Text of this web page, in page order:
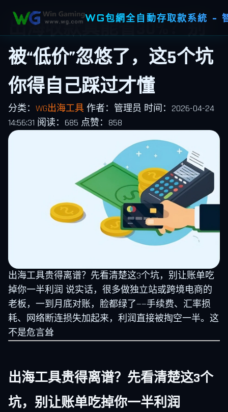
WG包網全自動存取款系統 -
出海收款真能省30%？别
被“低价”忽悠了，这5个坑
你得自己踩过才懂
分类： WG出海工具 作者：管理员 时间：2026-04-24
14:56:31 阅读：685 点赞：858
出海工具贵得离谱？先看清楚这3个坑，别让账单吃
掉你一半利润 说实话，很多做独立站或跨境电商的
老板，一到月底对账，脸都绿了——手续费、汇率损
耗、网络断连损失加起来，利润直接被掏空一半。这
不是危言耸
出海工具贵得离谱？先看清楚这3个
坑，别让账单吃掉你一半利润